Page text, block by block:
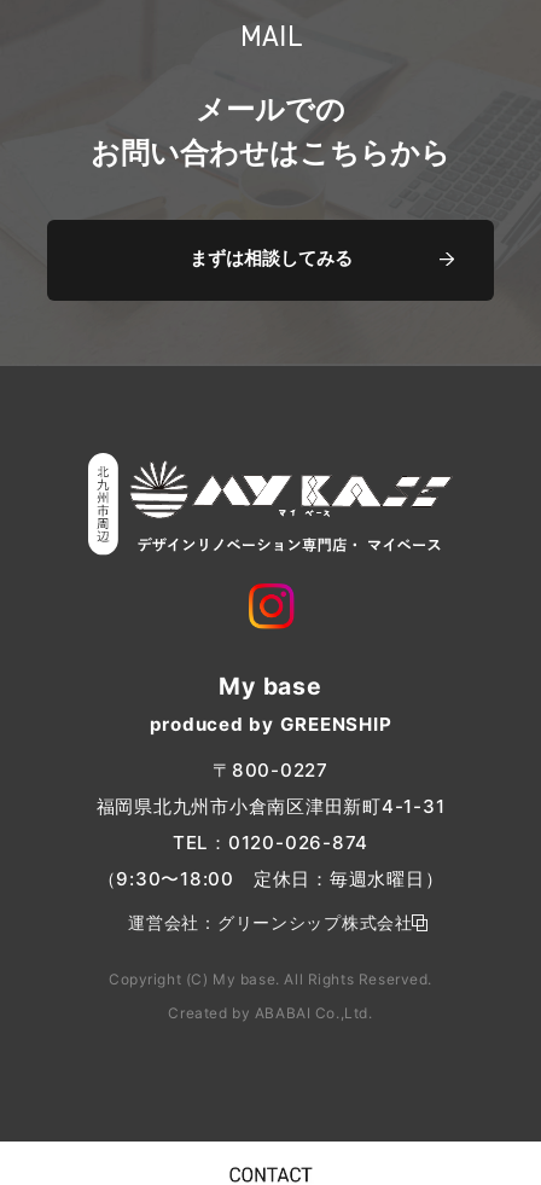
MAIL
メールでの
お問い合わせはこちらから
まずは相談してみる
My base
produced by GREENSHIP
〒800-0227
福岡県北九州市小倉南区津田新町4-1-31
TEL： 0120-026-874
（9:30〜18:00 定休日：毎週水曜日）
運営会社： グリーンシップ株式会社
Copyright (C) My base. All Rights Reserved.
Created by ABABAI Co.,Ltd.